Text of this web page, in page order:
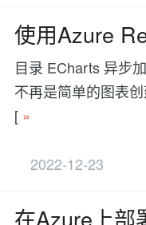
使用Azure
目录 ECharts 异步
不再是简单的图表
[ »
2022-12-23
在Azure上部